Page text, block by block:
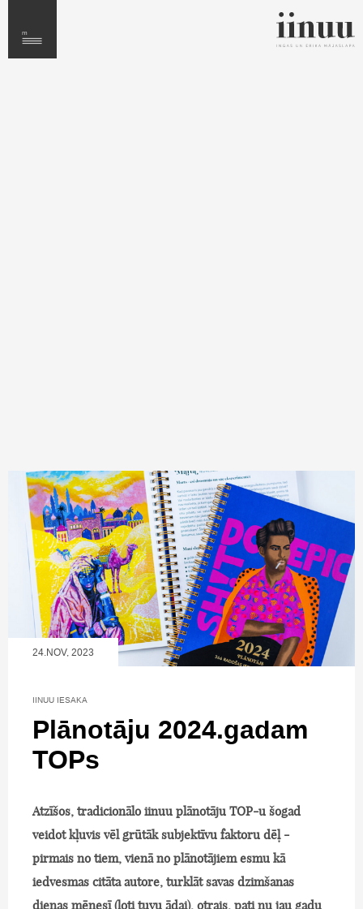
24.NOV, 2023
IINUU IESAKA
Plānotāju 2024.gadam
TOPs
Atzīšos, tradicionālo iinuu plānotāju TOP-u šogad
veidot kļuvis vēl grūtāk subjektīvu faktoru dēļ -
pirmais no tiem, vienā no plānotājiem esmu kā
iedvesmas citāta autore, turklāt savas dzimšanas
dienas mēnesī (ļoti tuvu ādai), otrais, pati nu jau gadu